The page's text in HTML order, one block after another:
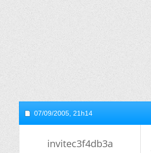
07/09/2005, 21h14
invitec3f4db3a